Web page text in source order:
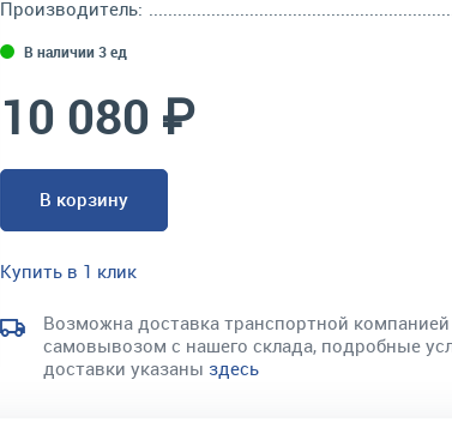
Производитель:
В наличии 3 ед
10 080 ₽
В корзину
Купить в 1 клик
Возможна доставка транспортной
самовывозом с нашего склада, подробные
доставки указаны здесь